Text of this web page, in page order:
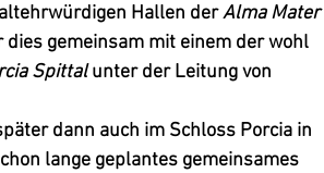
Hallen der Alma Mater
gemeinsam mit einem der wohl
Spittal unter der Leitung von
dann auch im Schloss Porcia in
lange geplantes gemeinsames